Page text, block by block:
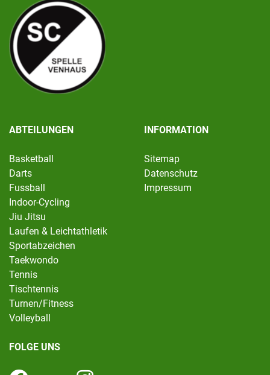
ABTEILUNGEN
Basketball
Darts
Fussball
Indoor-Cycling
Jiu Jitsu
Laufen & Leichtathletik
Sportabzeichen
Taekwondo
Tennis
Tischtennis
Turnen/Fitness
Volleyball
INFORMATION
Sitemap
Datenschutz
Impressum
FOLGE UNS